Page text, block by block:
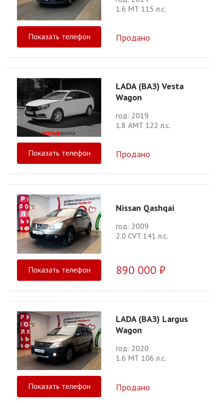
1.6 МТ 115 л.с.
Показать телефон Продано
LADA (ВАЗ) Vesta
Wagon
год: 2019
1.8 АМТ 122 л.с.
Показать телефон Продано
Nissan Qashqai
год: 2009
2.0 CVT 141 л.с.
Показать телефон 890 000 ₽
LADA (ВАЗ) Largus
Wagon
год: 2020
1.6 МТ 106 л.с.
Показать телефон Продано